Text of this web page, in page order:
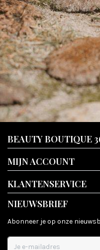
BEAUTY BOUTIQUE
MIJN ACCOUNT
KLANTENSERVICE
NIEUWSBRIEF
Abonneer je op onze